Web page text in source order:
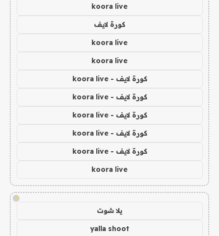
koora live
كورة لايف
koora live
koora live
كورة لايف - koora live
كورة لايف - koora live
كورة لايف - koora live
كورة لايف - koora live
كورة لايف - koora live
koora live
!
يلا شوت
yalla shoot